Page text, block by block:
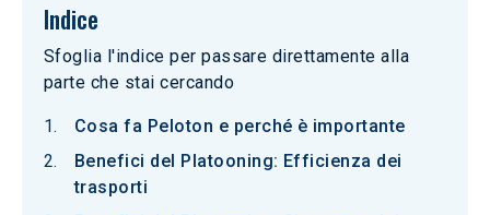
Indice
Sfoglia l'indice per passare direttamente alla
parte che stai cercando
Cosa fa Peloton e perché è importante
Benefici del Platooning: Efficienza dei
trasporti